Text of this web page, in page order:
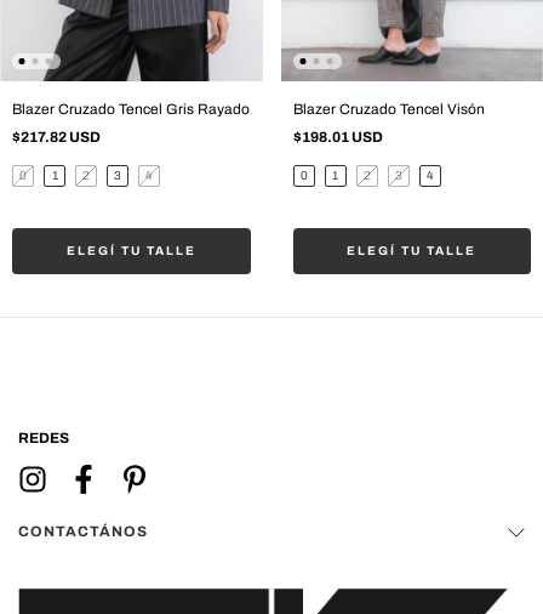
Blazer Cruzado Tencel Gris Rayado
$217.82 USD
0 1 2 3 4
ELEGÍ TU TALLE
Blazer Cruzado Tencel Visón
$198.01 USD
0 1 2 3 4
ELEGÍ TU TALLE
REDES
CONTACTÁNOS